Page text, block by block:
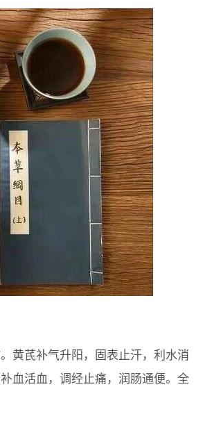
黄芪补气升阳，固表止汗，利水消
血活血，调经止痛，润肠通便。全